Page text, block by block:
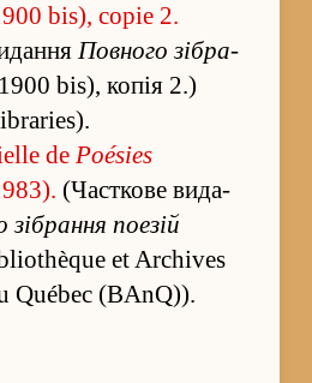
bis), copie 2.
Повного зі­бра­
bis), копія 2.)
de Poésies
(Часткове ви­да­
зі­бра­ння поезій
et Archives
Québec (BAnQ)).